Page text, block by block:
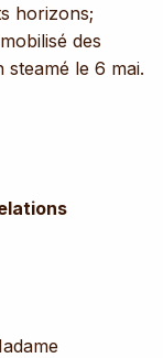
horizons;
des
steamé le 6 mai.